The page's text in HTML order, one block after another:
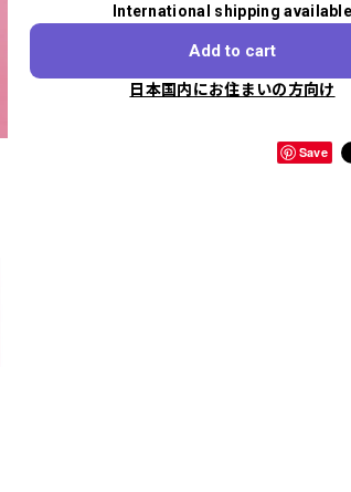
International shipping
Add to cart
日本国内にお住まいの方向け
Save